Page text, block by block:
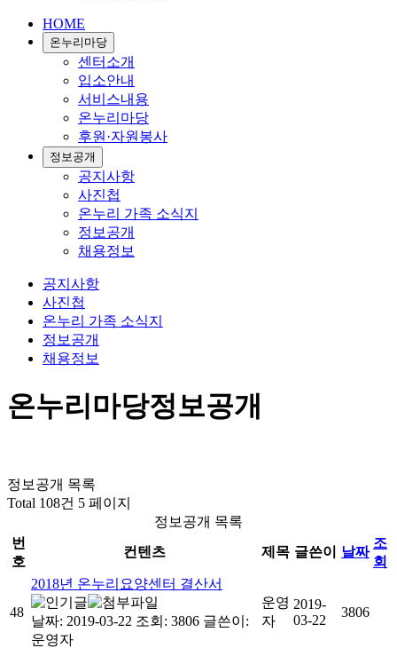
HOME
온누리마당
센터소개
입소안내
서비스내용
온누리마당
후원·자원봉사
정보공개
공지사항
사진첩
온누리 가족 소식지
정보공개
채용정보
공지사항
사진첩
온누리 가족 소식지
정보공개
채용정보
온누리마당정보공개
정보공개 목록
Total 108건 5 페이지
정보공개 목록
번
호
컨텐츠 제목 글쓴이 날짜
조
회
48
2018년 온누리요양센터 결산서
날짜: 2019-03-22 조회: 3806 글쓴이:
운영자
운영
자
2019-
03-22
3806